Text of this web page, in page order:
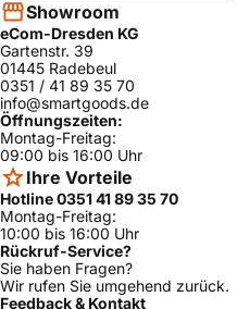
Showroom
eCom-Dresden KG
Gartenstr. 39
01445 Radebeul
0351 / 41 89 35 70
info@smartgoods.de
Öffnungszeiten:
Montag-Freitag:
09:00 bis 16:00 Uhr
Ihre Vorteile
Hotline 0351 41 89 35 70
Montag-Freitag:
10:00 bis 16:00 Uhr
Rückruf-Service?
Sie haben Fragen?
Wir rufen Sie umgehend zurück.
Feedback & Kontakt